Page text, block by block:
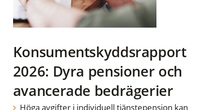
Konsumentskyddsrapport
2026: Dyra pensioner och
avancerade bedrägerier
Höga avgifter i individuell tjänstepension kan